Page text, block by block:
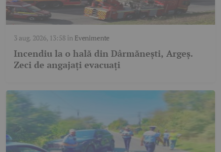
3 aug. 2026, 13:58în Evenimente
Incendiu la o hală din Dârmănești, Argeș.
Zeci de angajați evacuați